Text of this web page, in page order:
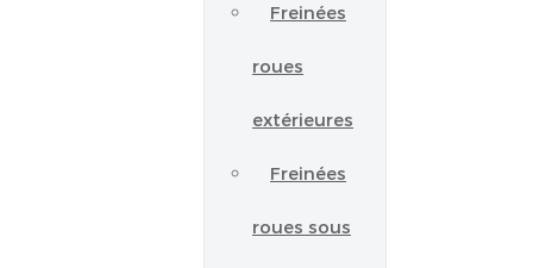
Freinées
roues
extérieures
Freinées
roues sous